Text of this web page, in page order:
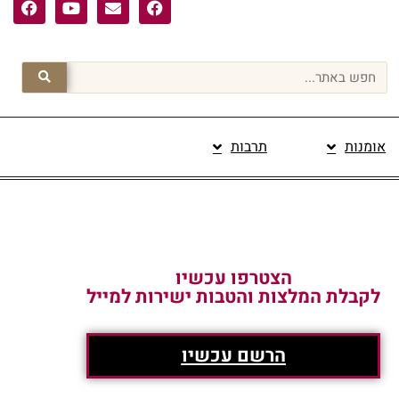
אומנות תרבות
הצטרפו עכשיו
לקבלת המלצות והטבות ישירות למייל
הרשם עכשיו